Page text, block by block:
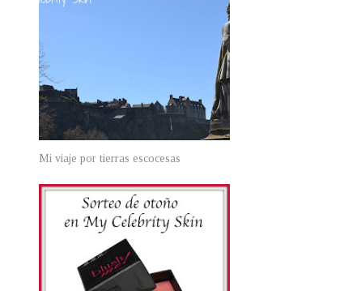
Mi viaje por tierras escocesas